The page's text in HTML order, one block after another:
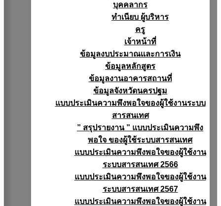
บุคคลากร
ทำเนียบ ผู้บริหาร
ครู
เจ้าหน้าที่
ข้อมูลงบประมาณเเละการเงิน
ข้อมูลหลักสูตร
ข้อมูลงานอาคารสถานที่
ข้อมูลจังหวัดนครปฐม
แบบประเมินความพึงพอใจของผู้ใช้งานระบบ
สารสนเทศ
” สรุปรายงาน ” แบบประเมินความพึง
พอใจ ของผู้ใช้ระบบสารสนเทศ
แบบประเมินความพึงพอใจของผู้ใช้งาน
ระบบสารสนเทศ 2566
แบบประเมินความพึงพอใจของผู้ใช้งาน
ระบบสารสนเทศ 2567
แบบประเมินความพึงพอใจของผู้ใช้งาน